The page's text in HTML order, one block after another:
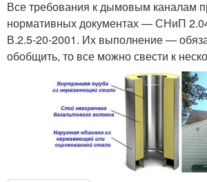
Все требования к дымовым каналам
нормативных документах — СНиП
В.2.5-20-2001. Их выполнение —
обобщить, то все можно свести к